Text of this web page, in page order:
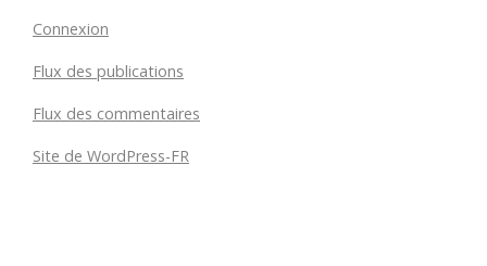
Connexion
Flux des publications
Flux des commentaires
Site de WordPress-FR